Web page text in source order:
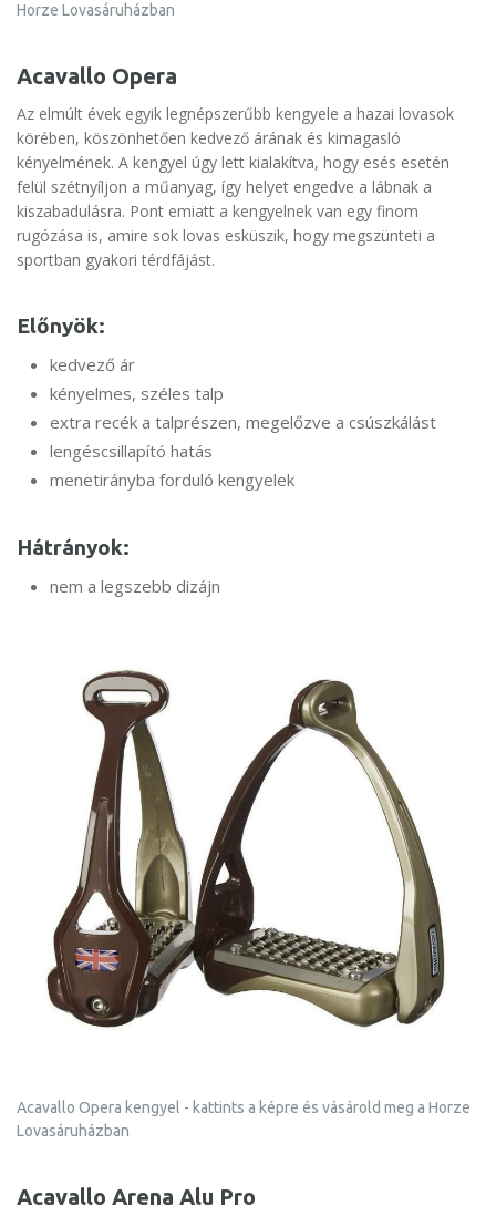
Horze Lovasáruházban
Acavallo Opera
Az elmúlt évek egyik legnépszerűbb kengyele a hazai lovasok
körében, köszönhetően kedvező árának és kimagasló
kényelmének. A kengyel úgy lett kialakítva, hogy esés esetén
felül szétnyíljon a műanyag, így helyet engedve a lábnak a
kiszabadulásra. Pont emiatt a kengyelnek van egy finom
rugózása is, amire sok lovas esküszik, hogy megszünteti a
sportban gyakori térdfájást.
Előnyök:
kedvező ár
kényelmes, széles talp
extra recék a talprészen, megelőzve a csúszkálást
lengéscsillapító hatás
menetirányba forduló kengyelek
Hátrányok:
nem a legszebb dizájn
Acavallo Opera kengyel - kattints a képre és vásárold meg a Horze
Lovasáruházban
Acavallo Arena Alu Pro